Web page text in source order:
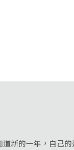
的一年，自己的